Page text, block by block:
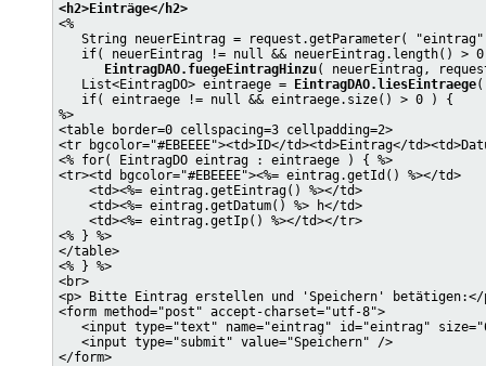
<h2>Einträge</h2>
<%
String neuerEintrag = request.getParameter(
if( neuerEintrag != null && neuerEintrag.length() >
EintragDAO.fuegeEintragHinzu( neuerEintrag,
   List<EintragDO> eintraege =
EintragDAO.liesEintraege
   if( eintraege != null && eintraege.size() > 0 ) {
%>
<table border=0 cellspacing=3 cellpadding=2>
<tr bgcolor="#EBEEEE"><td>ID</td><td>Eintrag</
<% for( EintragDO eintrag : eintraege ) { %>
<tr><td bgcolor="#EBEEEE"><%= eintrag.getId() %></td>
    <td><%= eintrag.getEintrag() %></td>
    <td><%= eintrag.getDatum() %> h</td>
    <td><%= eintrag.getIp() %></td></tr>
<% } %>
</table>
<% } %>
<br>
<p> Bitte Eintrag erstellen und 'Speichern' betätigen:</
<form method="post" accept-charset="utf-8">
<input type="text" name="eintrag" id="eintrag"
   <input type="submit" value="Speichern" />
</form>